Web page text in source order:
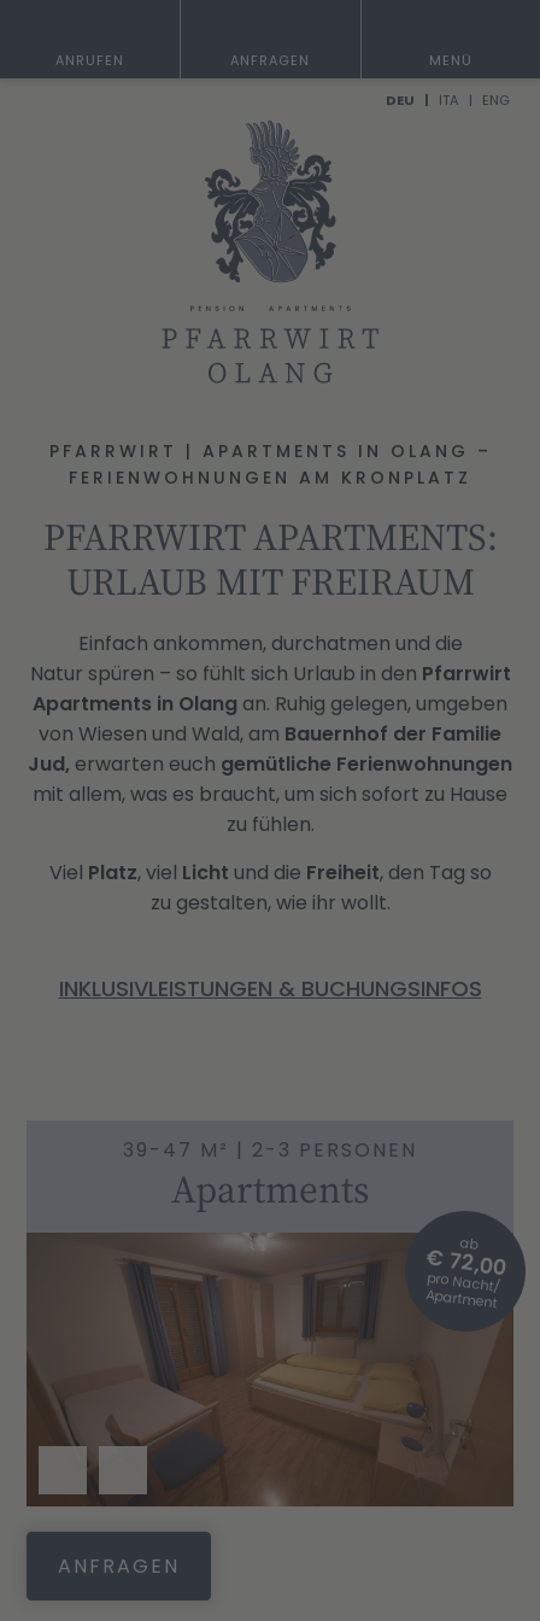
MENÜ
ANRUFEN ANFRAGEN
DEU ITA ENG
PFARRWIRT | APARTMENTS IN OLANG –
FERIENWOHNUNGEN AM KRONPLATZ
PFARRWIRT APARTMENTS:
URLAUB MIT FREIRAUM
Einfach ankommen, durchatmen und die
Natur spüren – so fühlt sich Urlaub in den Pfarrwirt
Apartments in Olang an. Ruhig gelegen, umgeben
von Wiesen und Wald, am Bauernhof der Familie
Jud, erwarten euch gemütliche Ferienwohnungen
mit allem, was es braucht, um sich sofort zu Hause
zu fühlen.
Viel Platz, viel Licht und die Freiheit, den Tag so
zu gestalten, wie ihr wollt.
INKLUSIVLEISTUNGEN & BUCHUNGSINFOS
39-47 M² | 2-3 PERSONEN
Apartments
ab
€ 72,00
pro Nacht/
Apartment
ANFRAGEN